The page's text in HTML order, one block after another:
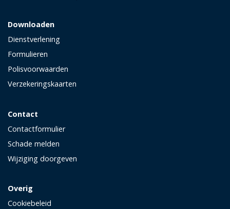
Downloaden
Dienstverlening
Formulieren
Polisvoorwaarden
Verzekeringskaarten
Contact
Contactformulier
Schade melden
Wijziging doorgeven
Overig
Cookiebeleid